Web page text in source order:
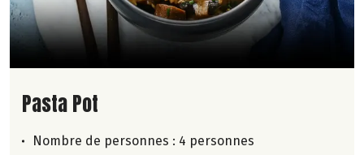
Lire la suite de la recette
Pasta Pot
Nombre de personnes : 4 personnes